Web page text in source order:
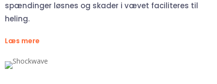
spændinger løsnes og skader i vævet faciliteres til
heling.
Læs mere